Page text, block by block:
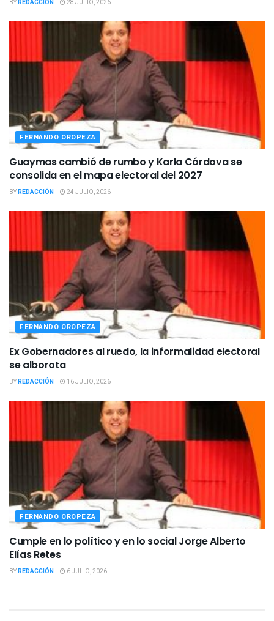
BY REDACCIÓN 28 JULIO, 2026
FERNANDO OROPEZA
Guaymas cambió de rumbo y Karla Córdova se
consolida en el mapa electoral del 2027
BYREDACCIÓN 24 JULIO, 2026
FERNANDO OROPEZA
Ex Gobernadores al ruedo, la informalidad electoral
se alborota
BYREDACCIÓN 16 JULIO, 2026
FERNANDO OROPEZA
Cumple en lo político y en lo social Jorge Alberto
Elías Retes
BYREDACCIÓN 6 JULIO, 2026